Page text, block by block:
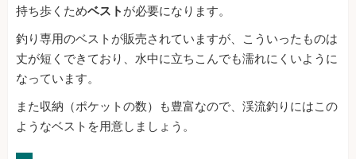
持ち歩くためベスト が必要になります。
釣り専用のベストが販売されていますが、こういったものは
丈が短くできており、水中に立ちこんでも濡れにくいように
なっています。
また収納（ポケットの数）も豊富なので、渓流釣りにはこの
ようなベストを用意しましょう。